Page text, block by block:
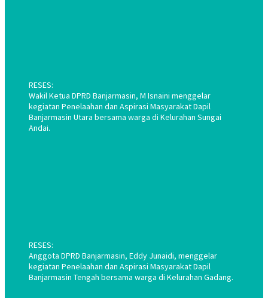
RESES:
Wakil Ketua DPRD Banjarmasin, M Isnaini menggelar
kegiatan Penelaahan dan Aspirasi Masyarakat Dapil
Banjarmasin Utara bersama warga di Kelurahan Sungai
Andai.
RESES:
Anggota DPRD Banjarmasin, Eddy Junaidi, menggelar
kegiatan Penelaahan dan Aspirasi Masyarakat Dapil
Banjarmasin Tengah bersama warga di Kelurahan Gadang.